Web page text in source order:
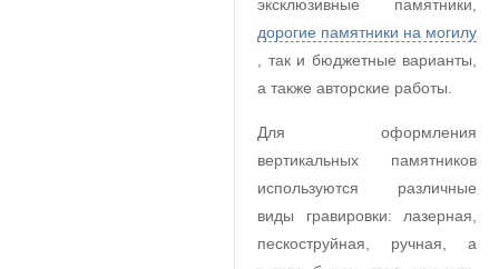
эксклюзивные памятники,
дорогие памятники на могилу
, так и бюджетные варианты,
а также авторские работы.
Для оформления
вертикальных памятников
используются различные
виды гравировки: лазерная,
пескоструйная, ручная, а